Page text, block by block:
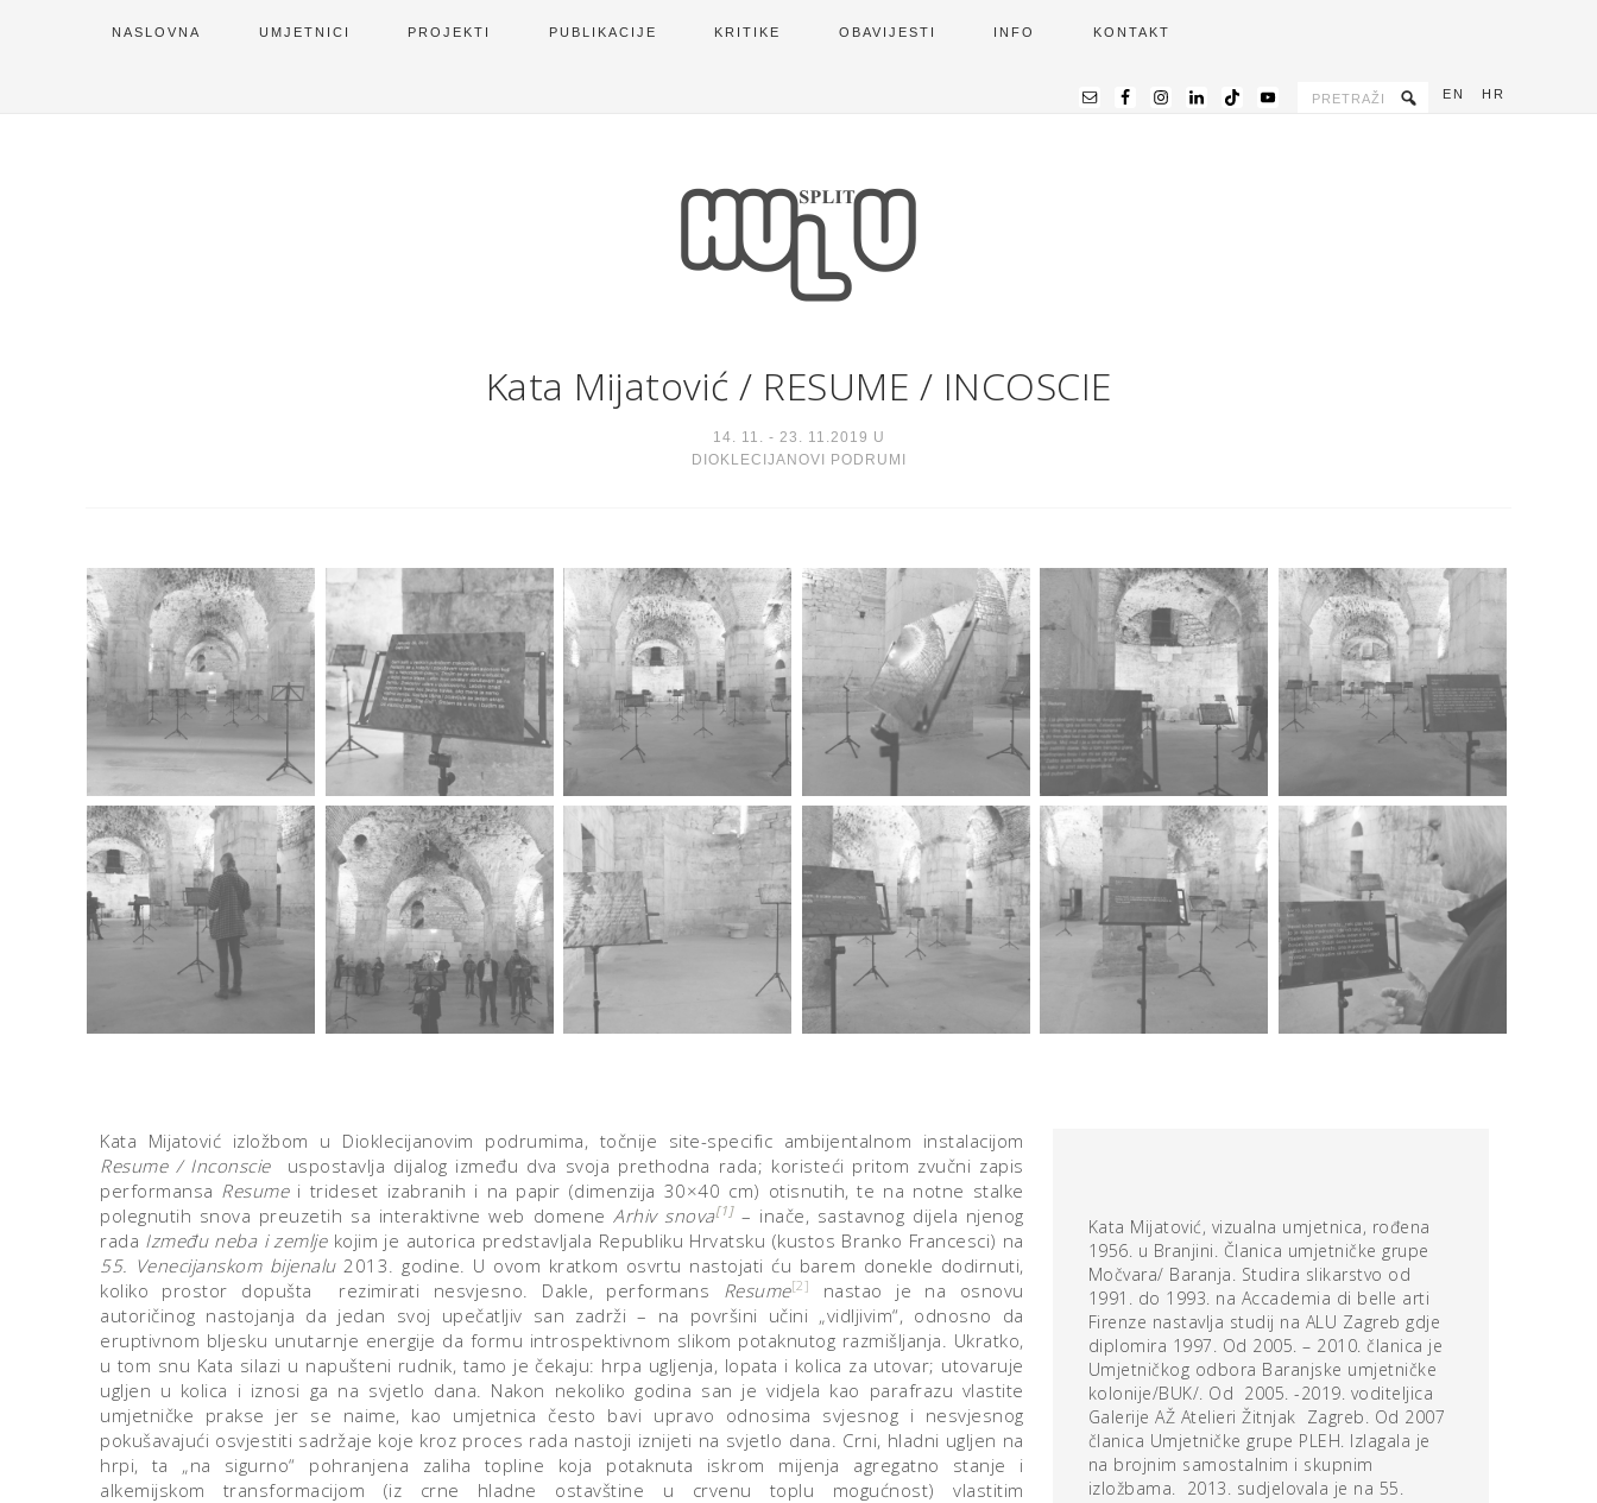
NASLOVNA UMJETNICI PROJEKTI PUBLIKACIJE KRITIKE OBAVIJESTI INFO KONTAKT
EN HR
Kata Mijatović / RESUME / INCOSCIE
14. 11. - 23. 11.2019 U
DIOKLECIJANOVI PODRUMI
Kata Mijatović izložbom u Dioklecijanovim podrumima, točnije site-specific ambijentalnom instalacijom
Resume / Inconscieuspostavlja dijalog između dva svoja prethodna rada; koristeći pritom zvučni zapis
performansa Resumei trideset izabranih i na papir (dimenzija 30×40 cm) otisnutih, te na notne stalke
polegnutih snova preuzetih sa interaktivne web domeneArhiv snova[1]– inače, sastavnog dijela njenog
rada Između neba i zemljekojim je autorica predstavljala Republiku Hrvatsku (kustos Branko Francesci) na
55. Venecijanskom bijenalu2013. godine. U ovom kratkom osvrtu nastojati ću barem donekle dodirnuti,
koliko prostor dopušta rezimirati nesvjesno. Dakle, performans Resume[2]
nastao je na osnovu
autoričinog nastojanja da jedan svoj upečatljiv san zadrži – na površini učini „vidljivim“, odnosno da
eruptivnom bljesku unutarnje energije da formu introspektivnom slikom potaknutog razmišljanja. Ukratko,
u tom snu Kata silazi u napušteni rudnik, tamo je čekaju: hrpa ugljenja, lopata i kolica za utovar; utovaruje
ugljen u kolica i iznosi ga na svjetlo dana. Nakon nekoliko godina san je vidjela kao parafrazu vlastite
umjetničke prakse jer se naime, kao umjetnica često bavi upravo odnosima svjesnog i nesvjesnog
pokušavajući osvjestiti sadržaje koje kroz proces rada nastoji iznijeti na svjetlo dana. Crni, hladni ugljen na
hrpi, ta „na sigurno“ pohranjena zaliha topline koja potaknuta iskrom mijenja agregatno stanje i
alkemijskom transformacijom (iz crne hladne ostavštine u crvenu toplu mogućnost) vlastitim
Kata Mijatović, vizualna umjetnica, rođena
1956. u Branjini. Članica umjetničke grupe
Močvara/ Baranja. Studira slikarstvo od
1991. do 1993. na Accademia di belle arti
Firenze nastavlja studij na ALU Zagreb gdje
diplomira 1997. Od 2005. – 2010. članica je
Umjetničkog odbora Baranjske umjetničke
kolonije/BUK/. Od 2005. -2019. voditeljica
Galerije AŽ Atelieri Žitnjak Zagreb. Od 2007
članica Umjetničke grupe PLEH. Izlagala je
na brojnim samostalnim i skupnim
izložbama. 2013. sudjelovala je na 55.